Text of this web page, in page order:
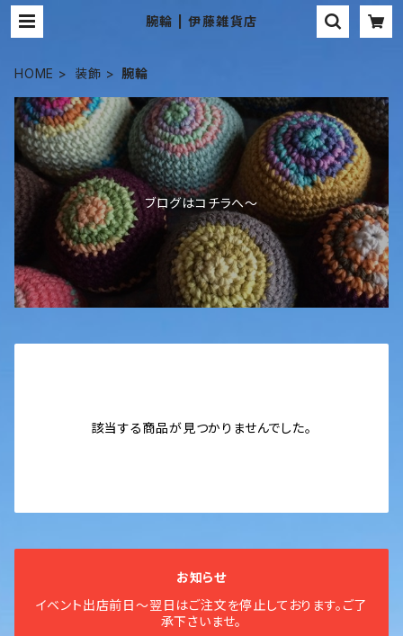
腕輪 | 伊藤雑貨店
HOME 装飾 腕輪
ブログはコチラへ〜
該当する商品が見つかりませんでした。
お知らせ
イベント出店前日〜翌日はご注文を停止しております。ご了
承下さいませ。